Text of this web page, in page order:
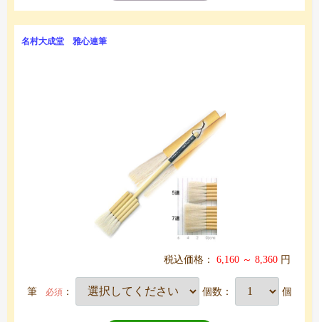
名村大成堂 雅心連筆
税込価格： 6,160 ～ 8,360 円
筆 必須 ： 個数： 個